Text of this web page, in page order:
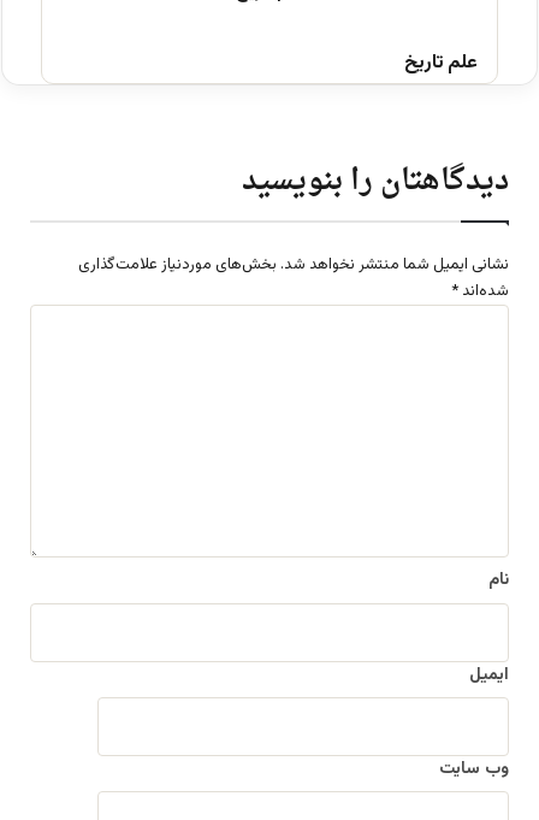
علم تاریخ
دیدگاهتان را بنویسید
نشانی ایمیل شما منتشر نخواهد شد. بخش‌های موردنیاز علامت‌گذاری
شده‌اند *
نام
ایمیل
وب‌ سایت